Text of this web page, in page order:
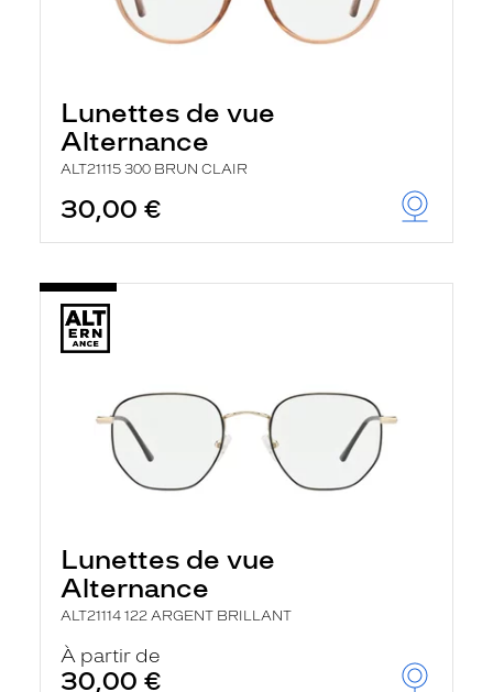
Lunettes de vue
Alternance
ALT21115 300 BRUN CLAIR
30,00 €
Lunettes de vue
Alternance
ALT21114 122 ARGENT BRILLANT
À partir de
30,00 €